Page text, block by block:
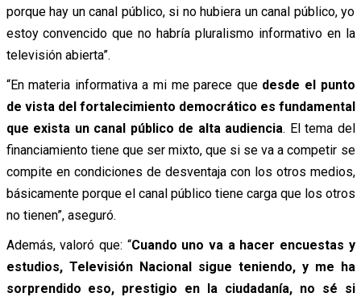
porque hay un canal público, si no hubiera un canal público, yo
estoy convencido que no habría pluralismo informativo en la
televisión abierta”.
“En materia informativa a mi me parece quedesde el punto
de vista del fortalecimiento democrático es fundamental
que exista un canal público de alta audiencia. El tema del
financiamiento tiene que ser mixto, que si se va a competir se
compite en condiciones de desventaja con los otros medios,
básicamente porque el canal público tiene carga que los otros
no tienen”, aseguró.
Además, valoró que: “Cuando uno va a hacer encuestas y
estudios, Televisión Nacional sigue teniendo, y me ha
sorprendido eso, prestigio en la ciudadanía, no sé si